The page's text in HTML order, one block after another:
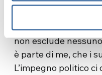
nel fatto che
della fraternità, una
non esclude
è parte di me, che i
L’impegno politico